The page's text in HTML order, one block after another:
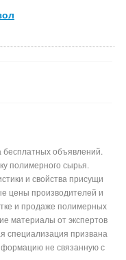
объявлений.
полимерного сырья.
и свойства присущи
цены производителей и
и продаже полимерных
материалы от экспертов
специализация призвана
не связанную с